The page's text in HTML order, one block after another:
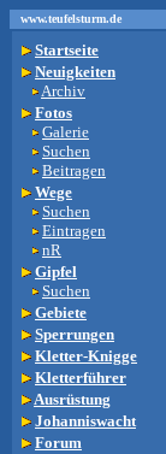
www.teufelsturm.de
Startseite
Neuigkeiten
Archiv
Fotos
Galerie
Suchen
Beitragen
Wege
Suchen
Eintragen
nR
Gipfel
Suchen
Gebiete
Sperrungen
Kletter-Knigge
Kletterführer
Ausrüstung
Johanniswacht
Forum